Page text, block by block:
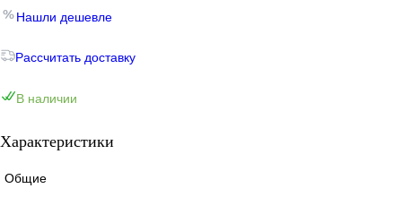
Нашли дешевле
Рассчитать доставку
В наличии
Характеристики
Общие